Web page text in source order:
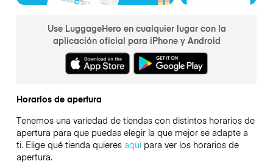
Use LuggageHero en cualquier lugar con la
aplicación oficial para iPhone y Android
Horarios de apertura
Tenemos una variedad de tiendas con distintos horarios de
apertura para que puedas elegir la que mejor se adapte a
ti. Elige qué tienda quieres aquípara ver los horarios de
apertura.